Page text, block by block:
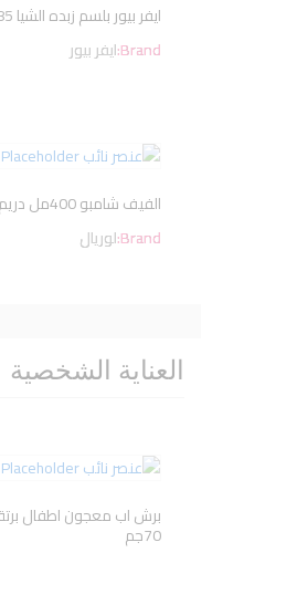
ايفر بيور بلسم زبده الشيا 385مل
Brand:ايفر بيور
الفيف شامبو 400مل دريم لونج
Brand:لوريال
العناية الشخصية
برش اب معجون اطفال
70جم